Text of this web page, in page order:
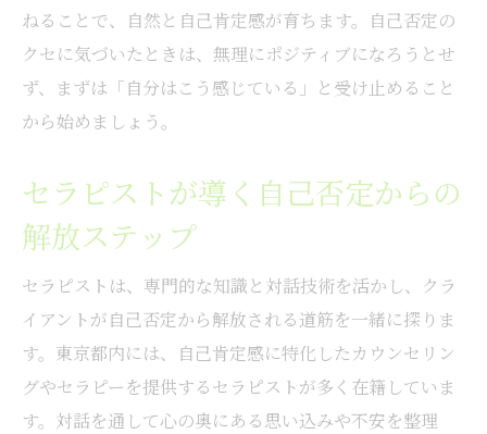
ねることで、自然と自己肯定感が育ちます。自己否定の
クセに気づいたときは、無理にポジティブになろうとせ
ず、まずは「自分はこう感じている」と受け止めること
から始めましょう。
セラピストが導く自己否定からの
解放ステップ
セラピストは、専門的な知識と対話技術を活かし、クラ
イアントが自己否定から解放される道筋を一緒に探りま
す。東京都内には、自己肯定感に特化したカウンセリン
グやセラピーを提供するセラピストが多く在籍していま
す。対話を通して心の奥にある思い込みや不安を整理